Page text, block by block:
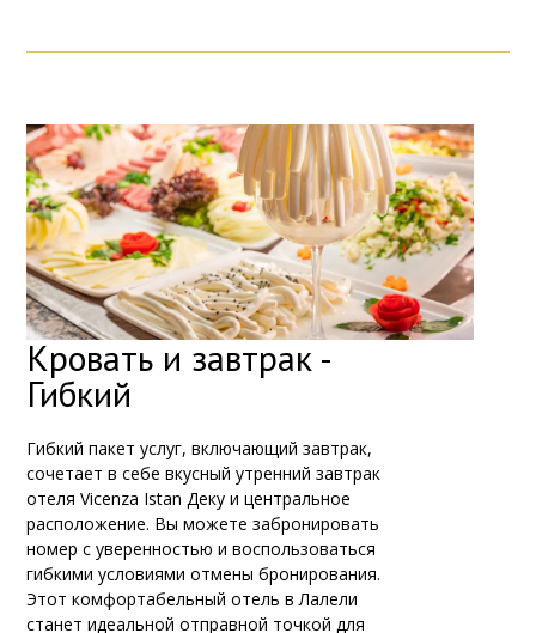
Кровать и завтрак -
Гибкий
Гибкий пакет услуг, включающий завтрак,
сочетает в себе вкусный утренний завтрак
отеля Vicenza Istan Деку и центральное
расположение. Вы можете забронировать
номер с уверенностью и воспользоваться
гибкими условиями отмены бронирования.
Этот комфортабельный отель в Лалели
станет идеальной отправной точкой для